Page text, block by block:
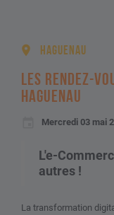
HAGUENAU
LES RENDEZ-
HAGUENAU
Mercredi 03 mai
L'e-
autres !
La transformation